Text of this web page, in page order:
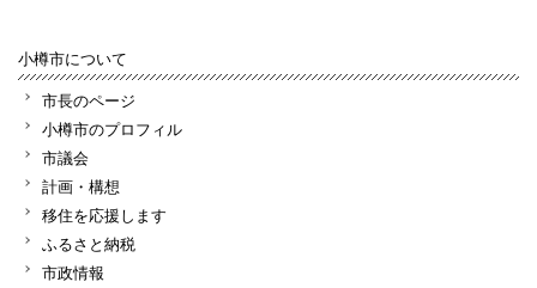
小樽市について
市長のページ
小樽市のプロフィル
市議会
計画・構想
移住を応援します
ふるさと納税
市政情報